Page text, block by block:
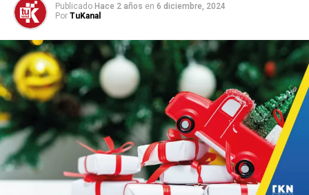
Publicado Hace 2 años en 6 diciembre, 2024
Por TuKanal